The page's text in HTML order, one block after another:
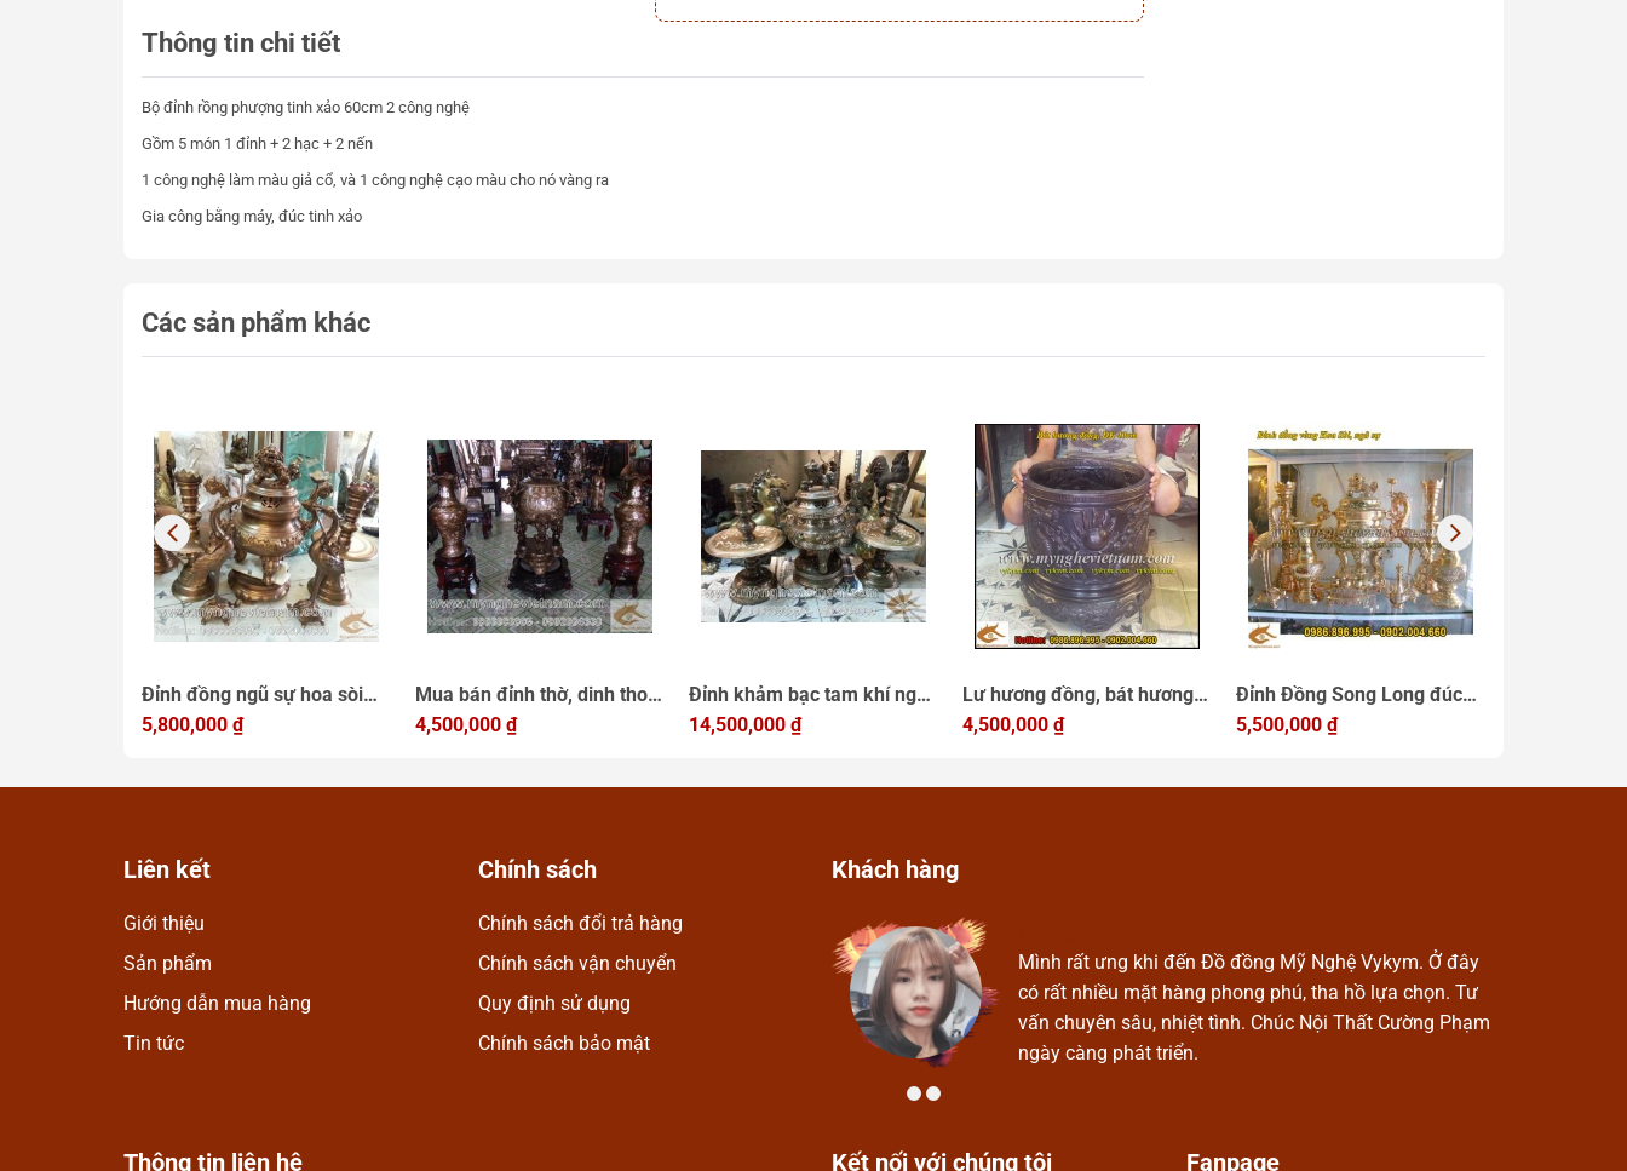
Thông tin chi tiết
Bộ đỉnh rồng phượng tinh xảo 60cm 2 công nghệ
Gồm 5 món 1 đỉnh + 2 hạc + 2 nến
1 công nghệ làm màu giả cổ, và 1 công nghệ cạo màu cho nó vàng ra
Gia công bằng máy, đúc tinh xảo
Các sản phẩm khác
Đỉnh đồng ngũ sự hoa sòi
cao 50cm
5,800,000 ₫
Mua bán đỉnh thờ, dinh tho
giá tốt nhất rẻ nhất chat
4,500,000 ₫
Đỉnh khảm bạc tam khí ngu
su, dinh dong gia co, đỉnh
14,500,000 ₫
Lư hương đồng, bát hương
bằng đồng,đồ thờ cúng cao
4,500,000 ₫
Đỉnh Đồng Song Long đúc
nổi,đồ thờ bằng đồng cao
5,500,000 ₫
Liên kết
Giới thiệu
Sản phẩm
Hướng dẫn mua hàng
Tin tức
Chính sách
Chính sách đổi trả hàng
Chính sách vận chuyển
Quy định sử dụng
Chính sách bảo mật
Khách hàng
Mình rất ưng khi đến Mỹ Nghệ Vykym. Ở đây có rất
nhiều mặt hàng phong phú, thoải mái được lựa chọn.
công ty ngày càng phát triển.
Mình rất ưng khi đến Đồ đồng Mỹ Nghệ Vykym. Ở đây
có rất nhiều mặt hàng phong phú, tha hồ lựa chọn. Tư
vấn chuyên sâu, nhiệt tình. Chúc Nội Thất Cường Phạm
ngày càng phát triển.
Thông tin liên hệ Kết nối với chúng tôi Fanpage